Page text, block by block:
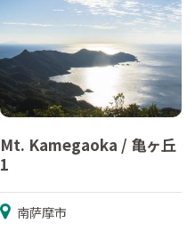
Mt. Kamegaoka / 亀ヶ丘
1
南萨摩市